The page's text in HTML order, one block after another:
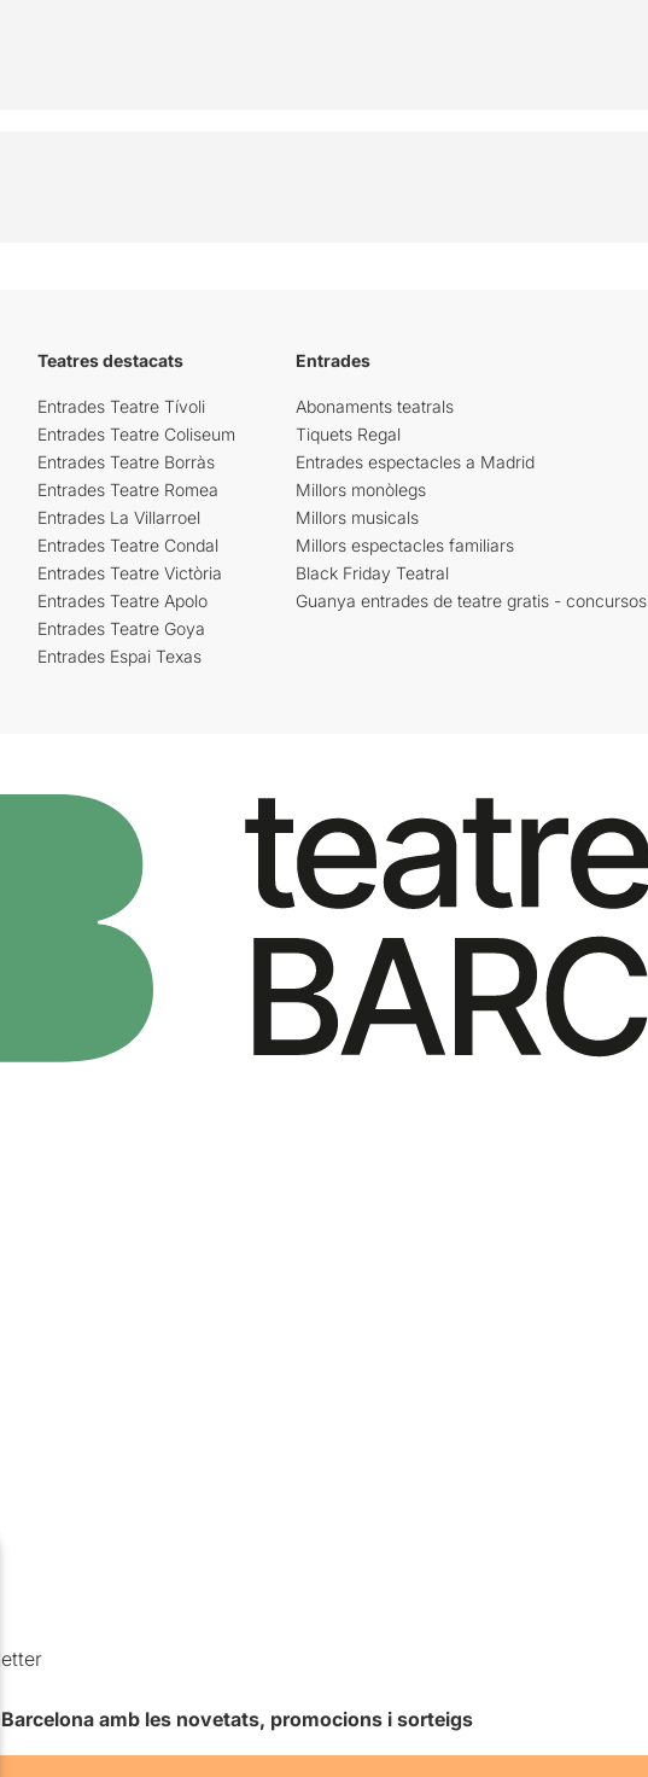
Teatres destacats
Entrades Teatre Tívoli
Entrades Teatre Coliseum
Entrades Teatre Borràs
Entrades Teatre Romea
Entrades La Villarroel
Entrades Teatre Condal
Entrades Teatre Victòria
Entrades Teatre Apolo
Entrades Teatre Goya
Entrades Espai Texas
Entrades
Abonaments teatrals
Tiquets Regal
Entrades espectacles a Madrid
Millors monòlegs
Millors musicals
Millors espectacles familiars
Black Friday Teatral
Guanya entrades de teatre gratis - concursos
Barcelona amb les novetats, promocions i sorteigs